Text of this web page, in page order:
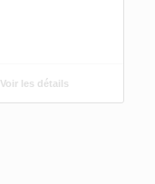
Voir les détails